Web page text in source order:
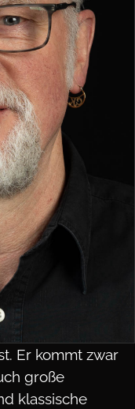
Er kommt zwar
große
klassische